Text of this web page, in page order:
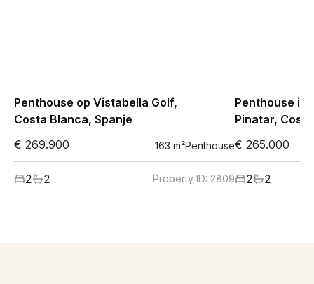
Penthouse op Vistabella Golf,
Costa Blanca, Spanje
€ 269.900
163 m²Penthouse
2 2 Property ID: 2809
Penthouse in
Pinatar,
€ 265.000
2 2